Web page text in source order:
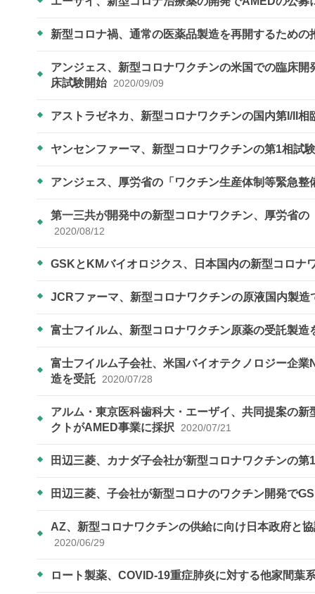
新型コロナ禍、通常の医薬品製造を再開するため
アンジェス、新型コロナワクチンの米国での臨床
床試験開始 2020/09/09
アストラゼネカ、新型コロナワクチンの国内第I/II
ヤンセンファーマ、新型コロナワクチンの第1相試
アンジェス、厚労省の「ワクチン生産体制等緊急
第一三共が開発中の新型コロナワクチン、厚労省
2020/08/12
GSKとKMバイオロジクス、日本国内の新型コロナ
JCRファーマ、新型コロナワクチンの原液国内製
富士フイルム、新型コロナワクチン原薬の受託製
富士フイルム子会社、米国バイオテクノロジー企
造を受託
2020/07/28
アルム・東京医科歯科大・エーザイ、共同提案の
クトがAMED事業に採択
2020/07/21
田辺三菱、カナダ子会社が新型コロナワクチンの
田辺三菱、子会社が新型コロナのワクチン開発で
AZ、新型コロナワクチンの供給に向け日本政府と
2020/06/29
ロート製薬、COVID-19重症肺炎に対する他家間葉